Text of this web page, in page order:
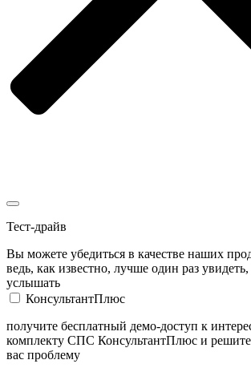
Тест-драйв
Вы можете убедиться в качестве наших
ведь, как известно, лучше один раз
услышать
КонсультантПлюс
получите бесплатный демо-доступ к
комплекту СПС КонсультантПлюс и
вас проблему